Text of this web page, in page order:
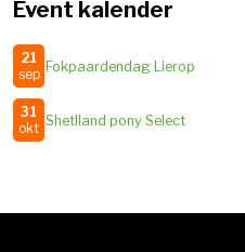
Event kalender
21
sep Fokpaardendag Lierop
31
okt Shetlland pony Select